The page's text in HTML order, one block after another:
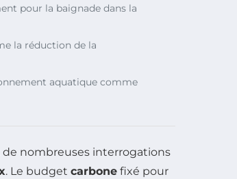
pour la baignade dans la
la réduction de la
aquatique comme
de nombreuses interrogations
. Le budget carbone fixé pour